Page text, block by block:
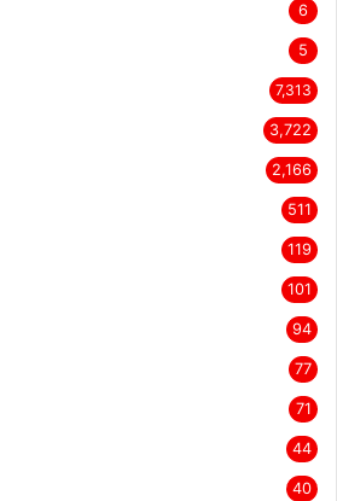
6
5
7,313
3,722
2,166
511
119
101
94
77
71
44
40